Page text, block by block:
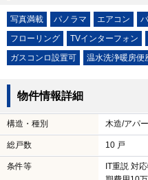
写真満載 パノラマ エアコン
フローリング
TVインターフォン
ガスコンロ設置可
温水洗浄暖房便
物件情報詳細
構造・種別 木造/アパ
総戸数 10 戸
条件等
IT重説 対